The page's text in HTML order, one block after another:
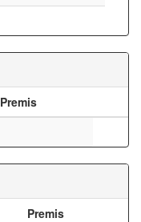
Premis
Premis